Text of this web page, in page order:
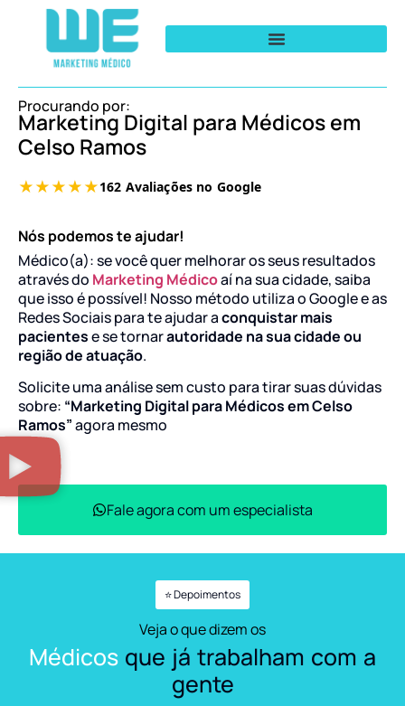
Procurando por:
Marketing Digital para Médicos em
Celso Ramos
Nós podemos te ajudar!
Médico(a): se você quer melhorar os seus resultados
através do Marketing Médicoaí na sua cidade, saiba
que isso é possível! Nosso método utiliza o Google e as
Redes Sociais para te ajudar aconquistar mais
pacientese se tornarautoridade na sua cidade ou
região de atuação.
Solicite uma análise sem custo para tirar suas dúvidas
sobre: “Marketing Digital para Médicos em Celso
Ramos”agora mesmo
Fale agora com um especialista
⭐ Depoimentos
Veja o que dizem os
Médicos que já trabalham com a
gente